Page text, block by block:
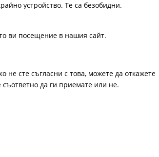
устройство. Те са безобидни.
ви посещение в нашия сайт.
не сте съгласни с това, можете да откажете
съответно да ги приемате или не.